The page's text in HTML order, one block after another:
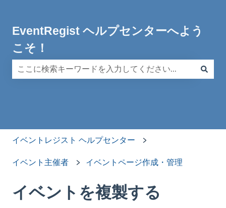
EventRegist ヘルプセンターへよう
こそ！
イベントレジスト ヘルプセンター
イベント主催者 イベントページ作成・管理
イベントを複製する